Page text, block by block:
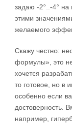
задаю -2°..-4° на
этими
желаемого
Скажу честно:
формулы», это
хочется
то готовое, но в
особенно если
достоверность.
например,